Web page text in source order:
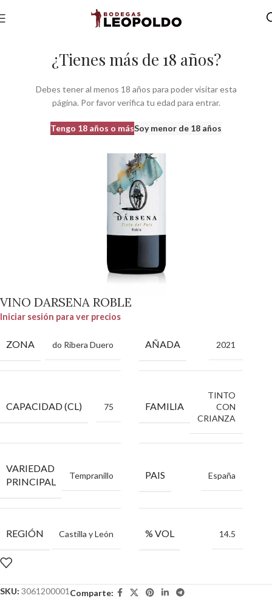
¿Tienes más de 18 años?
Debes tener al menos 18 años para poder visitar esta
página. Por favor verifica tu edad para entrar.
Tengo 18 años o másSoy menor de 18 años
Inicio Bodegas Castilla León Bodegas do Ribera Duero
VINO DARSENA ROBLE
Iniciar sesión para ver precios
ZONA do Ribera Duero AÑADA 2021
CAPACIDAD (CL) 75 FAMILIA
TINTO
CON
CRIANZA
VARIEDAD
PRINCIPAL
Tempranillo PAIS España
REGIÓN Castilla y León % VOL 14.5
SKU: 3061200001 Comparte: